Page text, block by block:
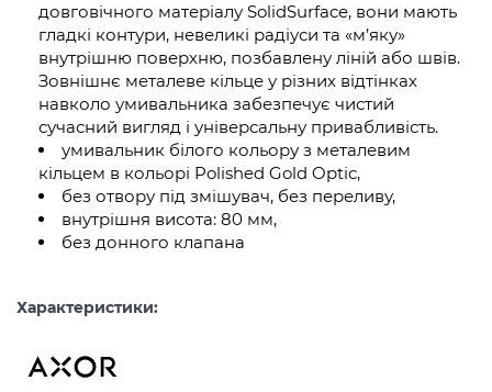
довговічного матеріалу SolidSurface, вони мають
гладкі контури, невеликі радіуси та «м’яку»
внутрішню поверхню, позбавлену ліній або швів.
Зовнішнє металеве кільце у різних відтінках
навколо умивальника забезпечує чистий
сучасний вигляд і універсальну привабливість.
умивальник білого кольору з металевим
кільцем в кольорі Polished Gold Optic,
без отвору під змішувач, без переливу,
внутрішня висота: 80 мм,
без донного клапана
Характеристики: